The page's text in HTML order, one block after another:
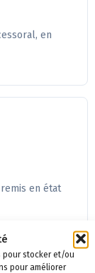
pour stocker et/ou
pour améliorer
en
en état
et adapte